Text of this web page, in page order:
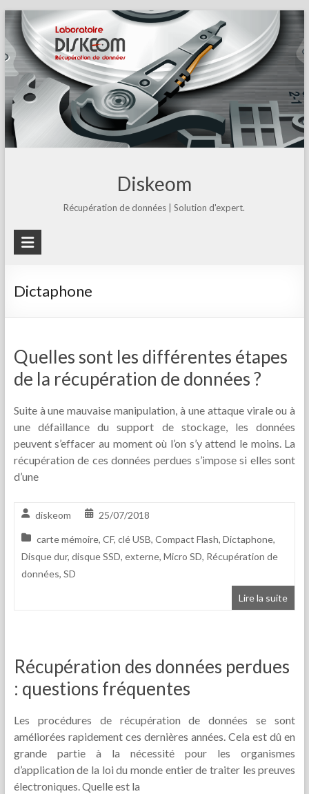
Skip
to
content
Diskeom
Récupération de données | Solution d'expert.
Dictaphone
Quelles sont les différentes étapes
de la récupération de données ?
Suite à une mauvaise manipulation, à une attaque virale ou à
une défaillance du support de stockage, les données
peuvent s’effacer au moment où l’on s’y attend le moins. La
récupération de ces données perdues s’impose si elles sont
d’une
diskeom 25/07/2018
carte mémoire, CF, clé USB, Compact Flash, Dictaphone,
Disque dur, disque SSD, externe, Micro SD, Récupération de
données, SD
Lire la suite
Récupération des données perdues
: questions fréquentes
Les procédures de récupération de données se sont
améliorées rapidement ces dernières années. Cela est dû en
grande partie à la nécessité pour les organismes
d’application de la loi du monde entier de traiter les preuves
électroniques. Quelle est la